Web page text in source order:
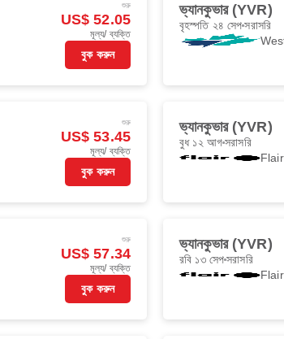
শুরু
US$ 52.05
মূল্য/ ব্যক্তি
বুক করুন
ভ্যানকুভার (YVR)
বৃহস্পতি ২৪ সেপসরাসরি
শুরু
US$ 53.45
মূল্য/ ব্যক্তি
বুক করুন
ভ্যানকুভার (YVR)
বুধ ১২ আগসরাসরি
শুরু
US$ 57.34
মূল্য/ ব্যক্তি
বুক করুন
ভ্যানকুভার (YVR)
রবি ১৩ সেপসরাসরি